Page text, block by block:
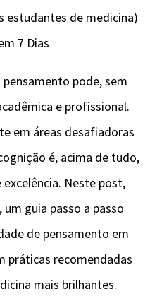
estudantes de medicina)
7 Dias
pode, sem
e profissional.
em áreas desafiadoras
é, acima de tudo,
Neste post,
guia passo a passo
de pensamento em
práticas recomendadas
mais brilhantes.